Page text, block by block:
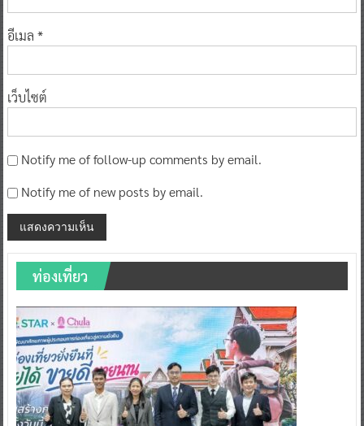
อีเมล *
เว็บไซต์
Notify me of follow-up comments by email.
Notify me of new posts by email.
ท่องเที่ยว